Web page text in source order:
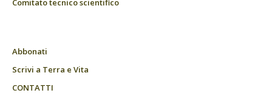
Comitato tecnico scientifico
Abbonati
Scrivi a Terra e Vita
CONTATTI